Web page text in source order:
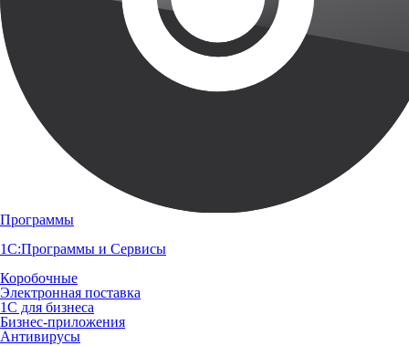
Программы
1С:Программы и Сервисы
Коробочные
Электронная поставка
1С для бизнеса
Бизнес-приложения
Антивирусы